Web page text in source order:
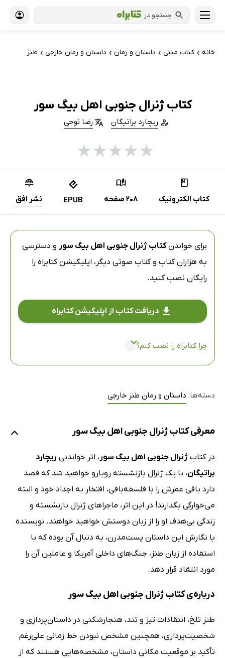
جستجو در
خانه › کتاب‌ متنی › داستان و رمان › داستان و رمان خارجی › طنز
کتاب ژنرال جنوبی اهل بیگ سور
ریچارد براتیگان رضا نوحی
★
★
★
★
★
کتاب الکترونیک 208 صفحه EPUB نشر افق
برای خواندنکتاب ژنرال جنوبی اهل بیگ سور و دسترسی
به هزاران کتاب و کتاب صوتی دیگر، اپلیکیشن کتابراه را
رایگان نصب کنید.
دریافت کتاب از اپلیکیشن کتابراه
چرا کتابراه را نصب کنم؟
دسته‌ها: داستان و رمان طنز خارجی
معرفی کتاب ژنرال جنوبی اهل بیگ سور
در کتاب ژنرال جنوبی اهل بیگ سور، اثر خواندنی ریچارد
براتیگان، با یک ژنرال بازنشسته رویارو خواهید شد که قصد
دارد باقی عمرش را با فلسفه‌بافی، افتخار به اجداد خود و البته
می‌خوارگی بگذارند! در این اثر، ماجراهای ژنرال بازنشسته و
زندگی بی‌هدف او را از زبان دوستش خواهید خواهند. نویسنده
با نگارش این داستان پست‌مدرن، به دنبال آن بوده که با
استفاده از زبان طنز، جنگ‌های داخلی آمریکا و عاملین آن را
مورد انتقاد قرار دهد.
درباره‌ی کتاب ژنرال جنوبی اهل بیگ سور
طنز تلخ، انتقادات تیز و تند، هنجارشکنی در داستان‌پردازی و
شخصیت‌پردازی، همچنین مشخص نبودن خط زمانی علی‌رغم
تأکید بر موقعیت مکانی داستان، مشخصه‌هایی هستند که از